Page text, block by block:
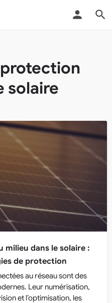
protection
solaire
milieu dans le solaire :
de protection
au réseau sont des
Leur numérisation,
et l’optimisation, les